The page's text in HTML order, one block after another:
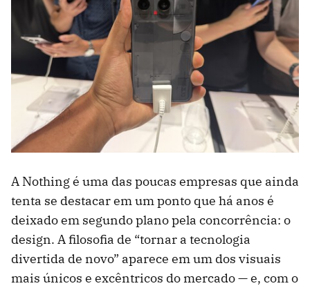
A Nothing é uma das poucas empresas que ainda
tenta se destacar em um ponto que há anos é
deixado em segundo plano pela concorrência: o
design. A filosofia de “tornar a tecnologia
divertida de novo” aparece em um dos visuais
mais únicos e excêntricos do mercado — e, com o